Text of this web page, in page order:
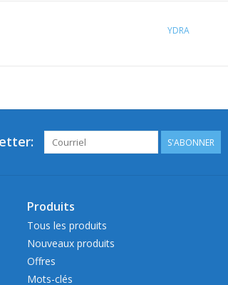
YDRA
S'ABONNER
Produits
Tous les produits
Nouveaux produits
Offres
Mots-clés